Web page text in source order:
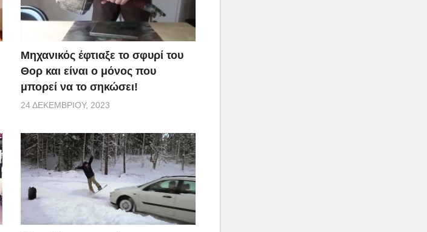
Μηχανικός έφτιαξε το σφυρί του
Θορ και είναι ο μόνος που
μπορεί να το σηκώσει!
24 ΔΕΚΕΜΒΡΊΟΥ, 2023